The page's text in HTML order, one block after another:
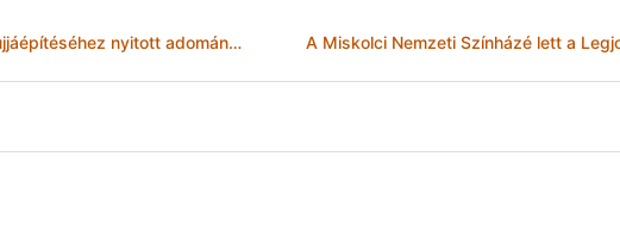
Már működik a Barlangfürdő újjáépítéséhez nyitott adomány-bankszámlaszám